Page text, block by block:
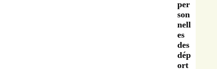
per
son
nell
es
des
dép
ort